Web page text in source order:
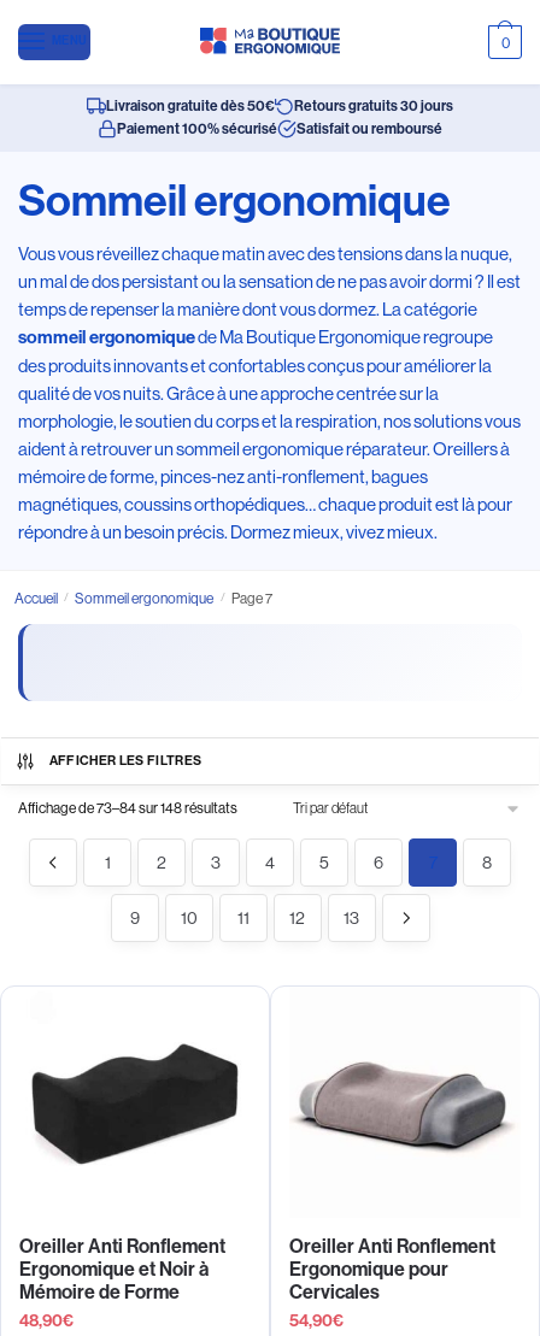
MENU 0
Livraison gratuite dès 50€
Retours gratuits 30 jours
Paiement 100% sécurisé
Satisfait ou remboursé
Sommeil ergonomique
Vous vous réveillez chaque matin avec des tensions dans la nuque,
un mal de dos persistant ou la sensation de ne pas avoir dormi ? Il est
temps de repenser la manière dont vous dormez. La catégorie
sommeil ergonomiquede Ma Boutique Ergonomique regroupe
des produits innovants et confortables conçus pour améliorer la
qualité de vos nuits. Grâce à une approche centrée sur la
morphologie, le soutien du corps et la respiration, nos solutions vous
aident à retrouver un sommeil ergonomique réparateur. Oreillers à
mémoire de forme, pinces-nez anti-ronflement, bagues
magnétiques, coussins orthopédiques… chaque produit est là pour
répondre à un besoin précis. Dormez mieux, vivez mieux.
Accueil / Sommeil ergonomique / Page 7
AFFICHER LES FILTRES
Affichage de 73–84 sur 148 résultats
1 2 3 4 5 6 7 8
9 10 11 12 13
Oreiller Anti Ronflement
Ergonomique et Noir à
Mémoire de Forme
48,90€
Oreiller Anti Ronflement
Ergonomique pour
Cervicales
54,90€